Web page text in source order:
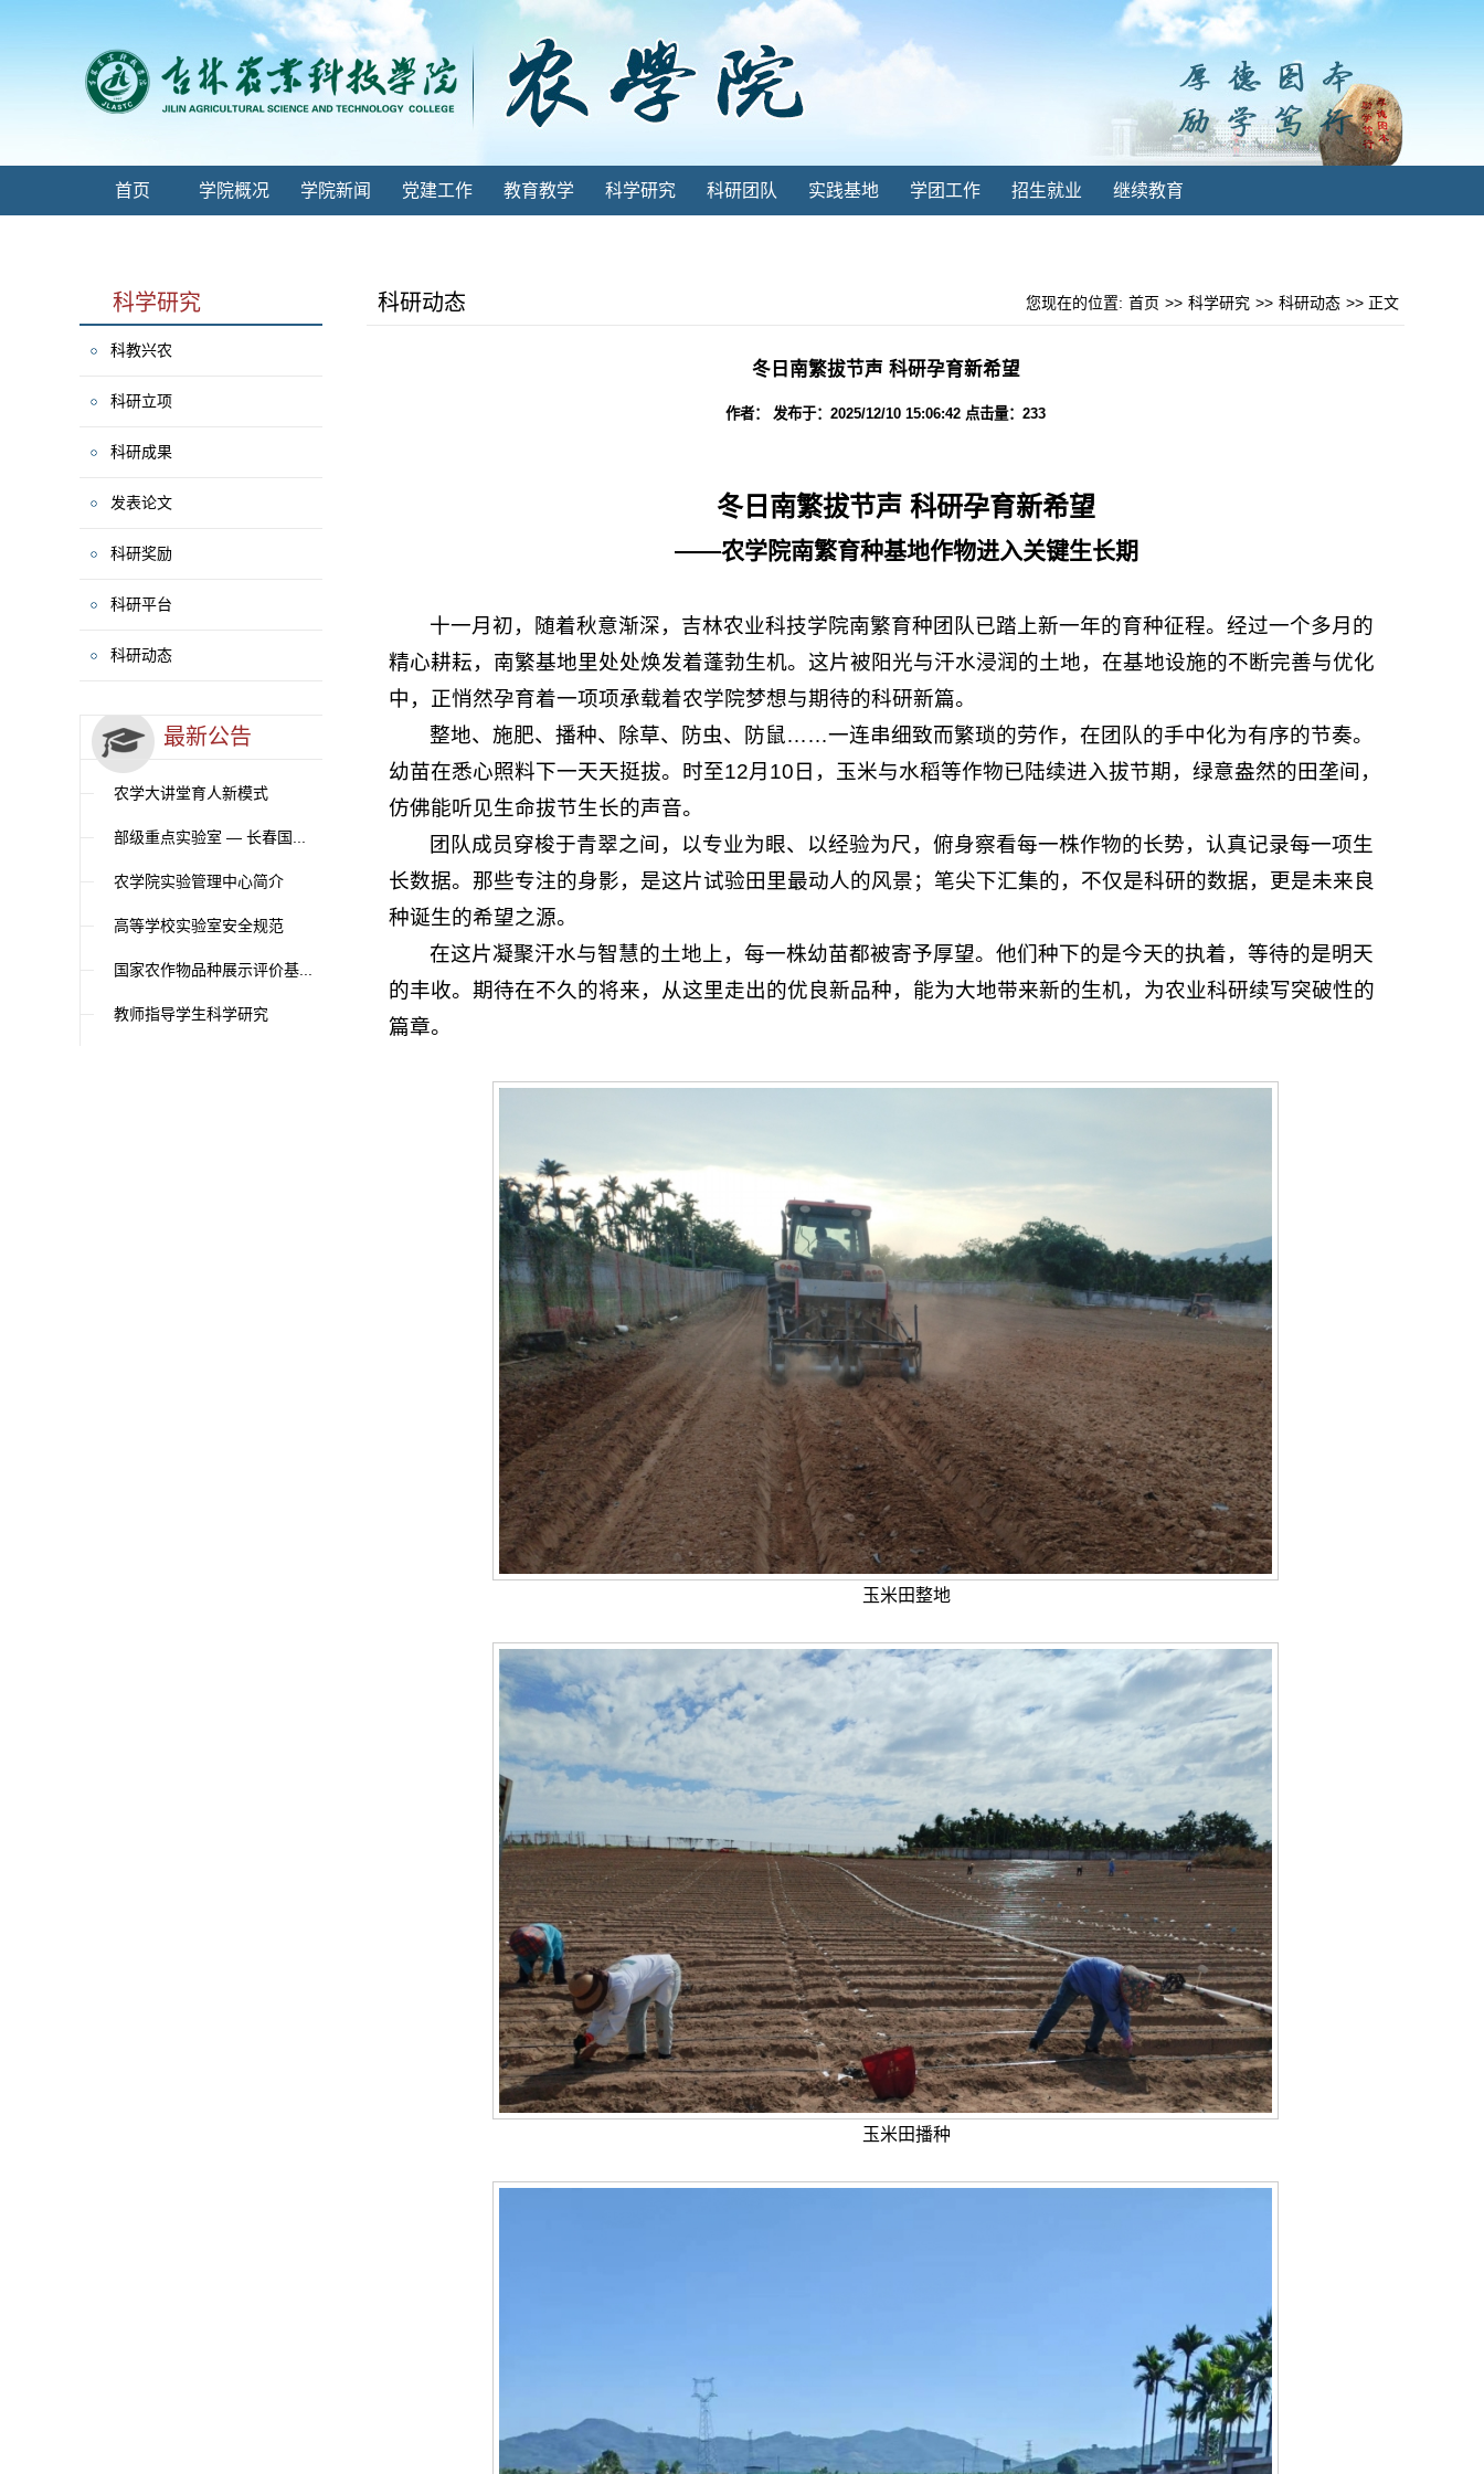
首页 学院概况 学院新闻 党建工作 教育教学 科学研究 科研团队 实践基地 学团工作 招生就业 继续教育
科学研究
科教兴农
科研立项
科研成果
发表论文
科研奖励
科研平台
科研动态
最新公告
农学大讲堂育人新模式
部级重点实验室 — 长春国...
农学院实验管理中心简介
高等学校实验室安全规范
国家农作物品种展示评价基...
教师指导学生科学研究
科研动态 您现在的位置: 首页 >> 科学研究 >> 科研动态 >> 正文
冬日南繁拔节声 科研孕育新希望
作者： 发布于：2025/12/10 15:06:42 点击量： 233
冬日南繁拔节声 科研孕育新希望
——农学院南繁育种基地作物进入关键生长期
十一月初，随着秋意渐深，吉林农业科技学院南繁育种团队已踏上新一年的育种征程。经过一个多月的
精心耕耘，南繁基地里处处焕发着蓬勃生机。这片被阳光与汗水浸润的土地，在基地设施的不断完善与优化
中，正悄然孕育着一项项承载着农学院梦想与期待的科研新篇。
整地、施肥、播种、除草、防虫、防鼠……一连串细致而繁琐的劳作，在团队的手中化为有序的节奏。
幼苗在悉心照料下一天天挺拔。时至12月10日，玉米与水稻等作物已陆续进入拔节期，绿意盎然的田垄间，
仿佛能听见生命拔节生长的声音。
团队成员穿梭于青翠之间，以专业为眼、以经验为尺，俯身察看每一株作物的长势，认真记录每一项生
长数据。那些专注的身影，是这片试验田里最动人的风景；笔尖下汇集的，不仅是科研的数据，更是未来良
种诞生的希望之源。
在这片凝聚汗水与智慧的土地上，每一株幼苗都被寄予厚望。他们种下的是今天的执着，等待的是明天
的丰收。期待在不久的将来，从这里走出的优良新品种，能为大地带来新的生机，为农业科研续写突破性的
篇章。
玉米田整地
玉米田播种